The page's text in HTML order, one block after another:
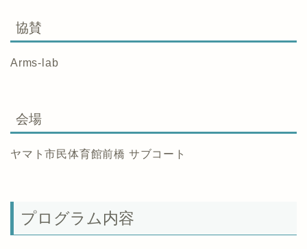
協賛
Arms-lab
会場
ヤマト市民体育館前橋 サブコート
プログラム内容